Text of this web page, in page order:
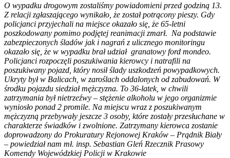
O wypadku drogowym zostaliśmy powiadomieni przed godziną 13.
Z relacji zgłaszającego wynikało, że został potrącony pieszy. Gdy
policjanci przyjechali na miejsce okazało się, że 65-letni
poszkodowany pomimo podjętej reanimacji zmarł. Na podstawie
zabezpieczonych śladów jak i nagrań z ulicznego monitoringu
okazało się, że w wypadku brał udział granatowy ford mondeo.
Policjanci rozpoczęli poszukiwania kierowcy i natrafili na
poszukiwany pojazd, który nosił ślady uszkodzeń powypadkowych.
Ukryty był w Balicach, w zaroślach oddalonych od zabudowań. W
środku pojazdu siedział mężczyzna. To 36-latek, w chwili
zatrzymania był nietrzeźwy – stężenie alkoholu w jego organizmie
wyniosło ponad 2 promile. Na miejscu wraz z poszukiwanym
mężczyzną przebywały jeszcze 3 osoby, które zostały przesłuchane w
charakterze świadków i zwolnione. Zatrzymany kierowca zostanie
doprowadzony do Prokuratury Rejonowej Kraków – Prądnik Biały
– powiedział nam mł. insp. Sebastian Gleń Rzecznik Prasowy
Komendy Wojewódzkiej Policji w Krakowie